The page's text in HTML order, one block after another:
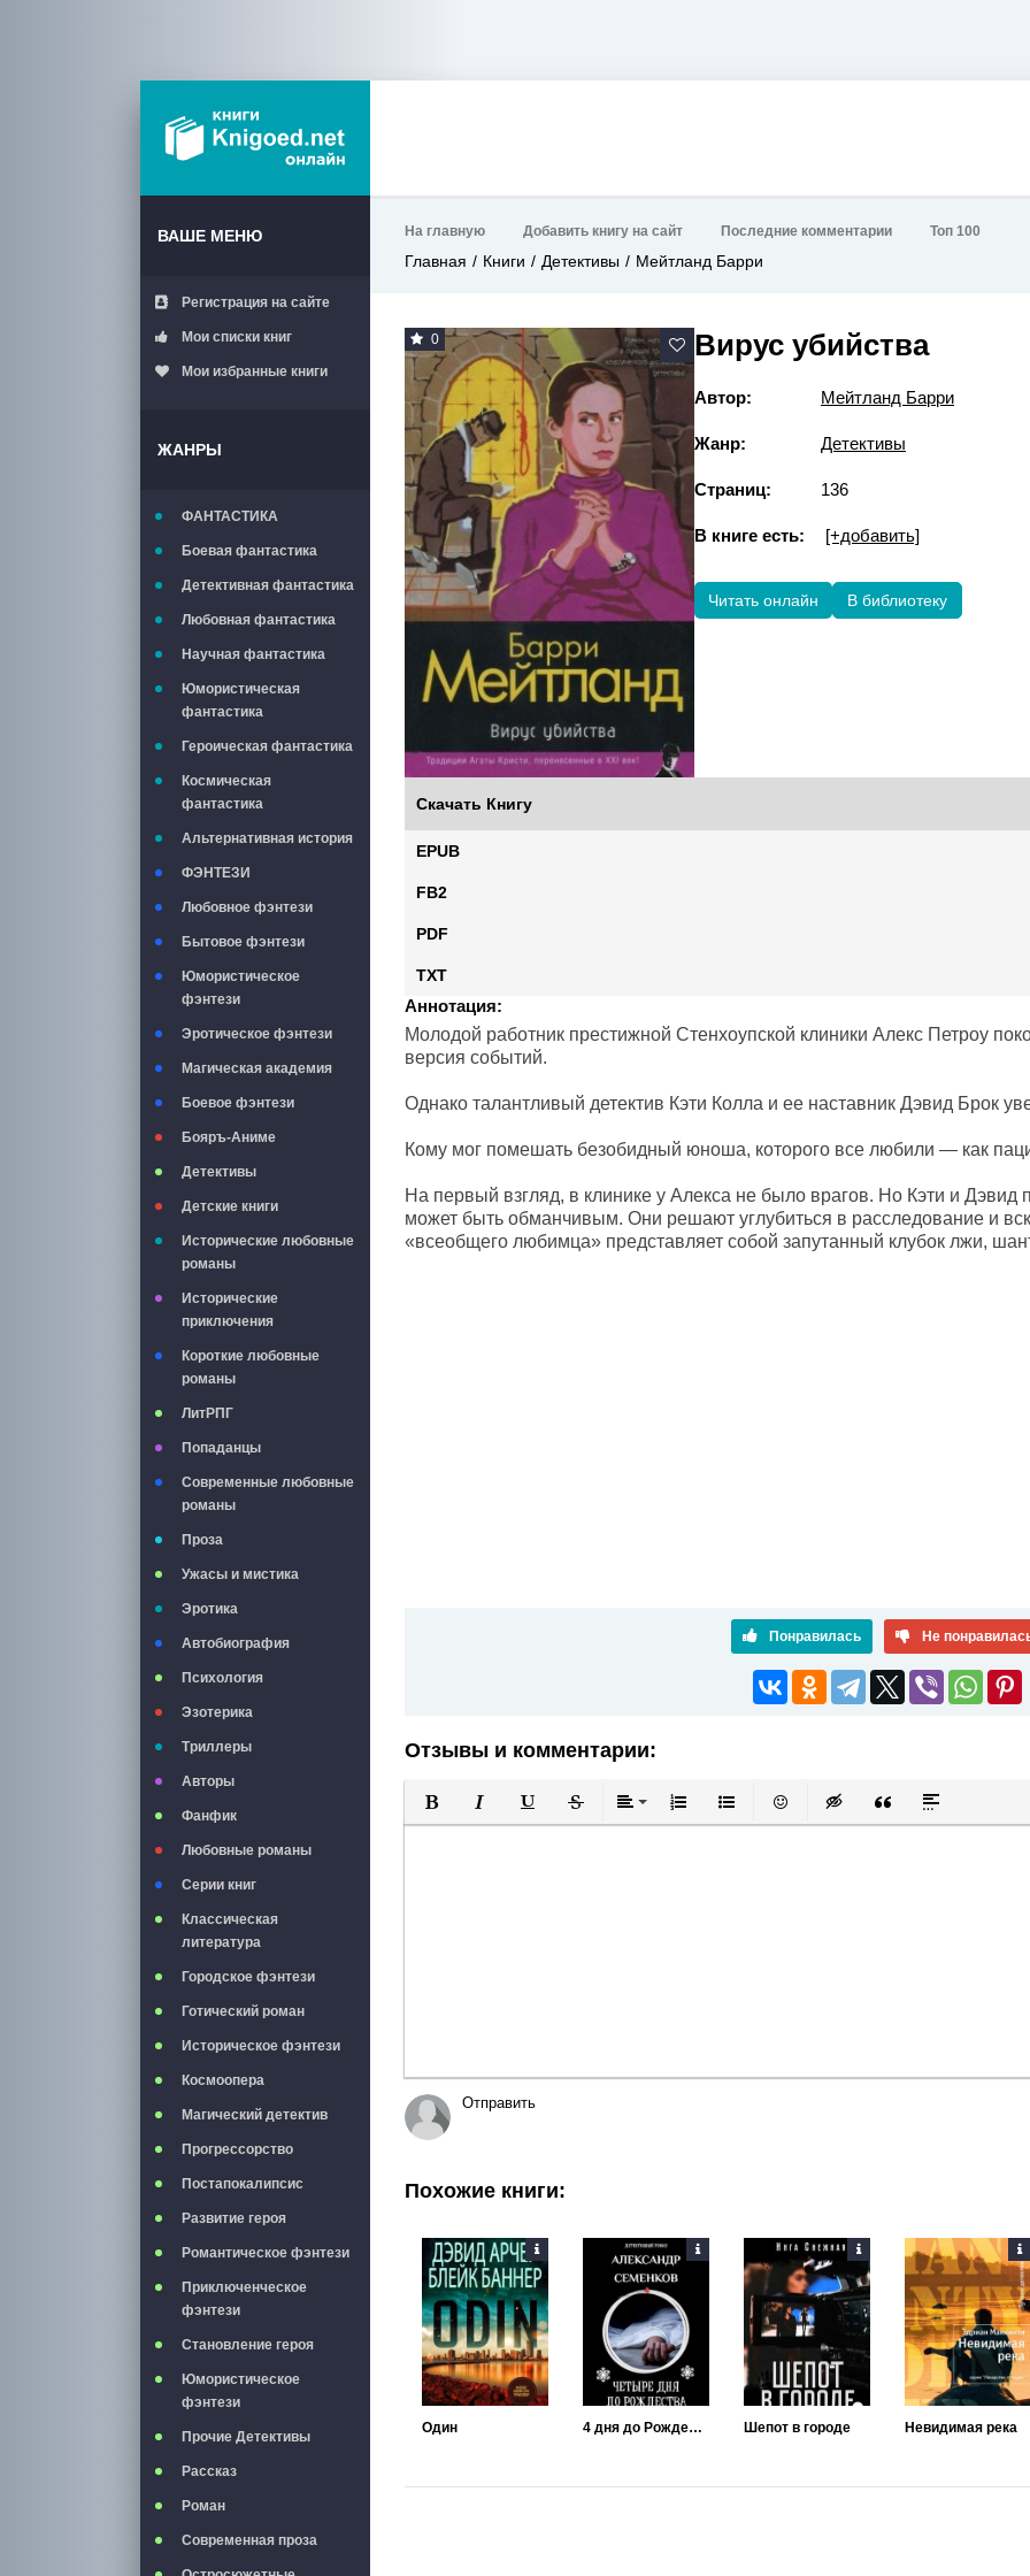
ВАШЕ МЕНЮ
Регистрация на сайте
Мои списки книг
Мои избранные книги
ЖАНРЫ
ФАНТАСТИКА
Боевая фантастика
Детективная фантастика
Любовная фантастика
Научная фантастика
Юмористическая
фантастика
Героическая фантастика
Космическая
фантастика
Альтернативная история
ФЭНТЕЗИ
Любовное фэнтези
Бытовое фэнтези
Юмористическое
фэнтези
Эротическое фэнтези
Магическая академия
Боевое фэнтези
Бояръ-Аниме
Детективы
Детские книги
Исторические любовные
романы
Исторические
приключения
Короткие любовные
романы
ЛитРПГ
Попаданцы
Современные любовные
романы
Проза
Ужасы и мистика
Эротика
Автобиография
Психология
Эзотерика
Триллеры
Авторы
Фанфик
Любовные романы
Серии книг
Классическая
литература
Городское фэнтези
Готический роман
Историческое фэнтези
Космоопера
Магический детектив
Прогрессорство
Постапокалипсис
Развитие героя
Романтическое фэнтези
Приключенческое
фэнтези
Становление героя
Юмористическое
фэнтези
Прочие Детективы
Рассказ
Роман
Современная проза
На главную Добавить книгу на сайт Последние комментарии Топ 100
Главная Книги Детективы Мейтланд Барри
0 Вирус убийства
Автор: Мейтланд Барри
Жанр: Детективы
Страниц: 136
В книге есть: [+добавить]
Читать онлайн В библиотеку
Скачать Книгу
EPUB
FB2
PDF
TXT
Аннотация:
Молодой работник престижной Стенхоупской клиники Алекс Петроу
версия событий.
Однако талантливый детектив Кэти Колла и ее наставник Дэвид Брок
Кому мог помешать безобидный юноша, которого все любили — как
На первый взгляд, в клинике у Алекса не было врагов. Но Кэти и Дэвид
может быть обманчивым. Они решают углубиться в расследование и
«всеобщего любимца» представляет собой запутанный клубок лжи,
Понравилась Не
Отзывы и комментарии:
Полужирный
КурсивПодчеркнутый
ЗачеркнутыйВыравнивание
Нумерованный список
Маркированный список
Вставить смайлик
Вставка скрытого текста
Вставка цитаты
Вставка
Отправить
Похожие книги:
Один 4 дня до Рождества Шепот в городе Невидимая река